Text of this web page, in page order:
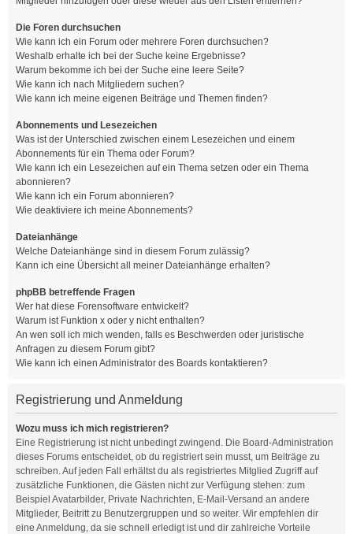
Die Foren durchsuchen
Wie kann ich ein Forum oder mehrere Foren durchsuchen?
Weshalb erhalte ich bei der Suche keine Ergebnisse?
Warum bekomme ich bei der Suche eine leere Seite?
Wie kann ich nach Mitgliedern suchen?
Wie kann ich meine eigenen Beiträge und Themen finden?
Abonnements und Lesezeichen
Was ist der Unterschied zwischen einem Lesezeichen und einem
Abonnements für ein Thema oder Forum?
Wie kann ich ein Lesezeichen auf ein Thema setzen oder ein Thema
abonnieren?
Wie kann ich ein Forum abonnieren?
Wie deaktiviere ich meine Abonnements?
Dateianhänge
Welche Dateianhänge sind in diesem Forum zulässig?
Kann ich eine Übersicht all meiner Dateianhänge erhalten?
phpBB betreffende Fragen
Wer hat diese Forensoftware entwickelt?
Warum ist Funktion x oder y nicht enthalten?
An wen soll ich mich wenden, falls es Beschwerden oder juristische
Anfragen zu diesem Forum gibt?
Wie kann ich einen Administrator des Boards kontaktieren?
Registrierung und Anmeldung
Wozu muss ich mich registrieren?
Eine Registrierung ist nicht unbedingt zwingend. Die Board-Administration
dieses Forums entscheidet, ob du registriert sein musst, um Beiträge zu
schreiben. Auf jeden Fall erhältst du als registriertes Mitglied Zugriff auf
zusätzliche Funktionen, die Gästen nicht zur Verfügung stehen: zum
Beispiel Avatarbilder, Private Nachrichten, E-Mail-Versand an andere
Mitglieder, Beitritt zu Benutzergruppen und so weiter. Wir empfehlen dir
eine Anmeldung, da sie schnell erledigt ist und dir zahlreiche Vorteile